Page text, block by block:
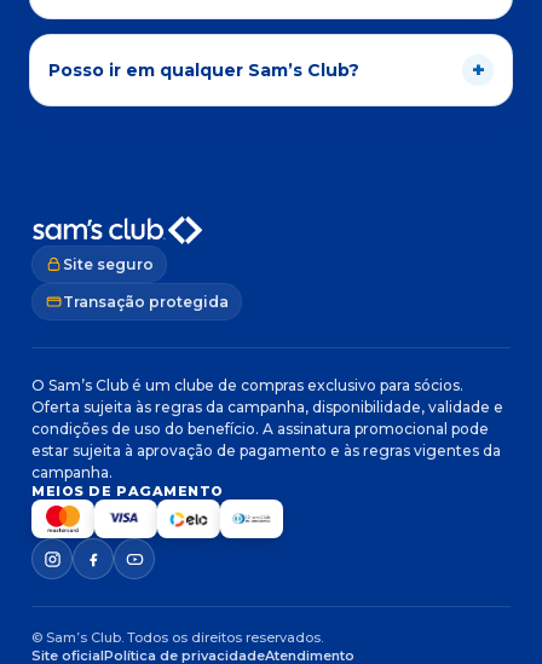
Posso ir em qualquer Sam’s Club?
Site seguro
Transação protegida
O Sam’s Club é um clube de compras exclusivo para sócios.
Oferta sujeita às regras da campanha, disponibilidade, validade e
condições de uso do benefício. A assinatura promocional pode
estar sujeita à aprovação de pagamento e às regras vigentes da
campanha.
MEIOS DE PAGAMENTO
© Sam’s Club. Todos os direitos reservados.
Site oficialPolítica de privacidadeAtendimento